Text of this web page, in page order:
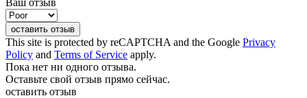
Ваш отзыв
оставить отзыв
This site is protected by reCAPTCHA and the Google Privacy
Policy and Terms of Service apply.
Пока нет ни одного отзыва.
Оставьте свой отзыв прямо сейчас.
оставить отзыв